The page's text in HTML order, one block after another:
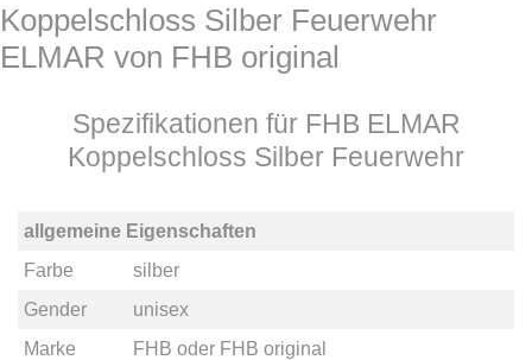
Koppelschloss Silber Feuerwehr
ELMAR von FHB original
Spezifikationen für FHB ELMAR
Koppelschloss Silber Feuerwehr
allgemeine Eigenschaften
Farbe
silber
Gender
unisex
Marke
FHB oder FHB original